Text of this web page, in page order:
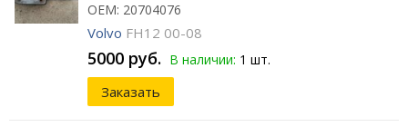
ОЕМ: 20704076
Volvo FH12 00-08
5000 руб. В наличии: 1 шт.
Заказать